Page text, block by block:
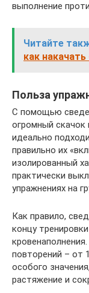
выполнение
Читайте
как
Польза
С помощью
огромный
идеально
правильно их
изолированный
практически
упражнениях на
Как правило,
концу
повторений – от
особого
растяжение и